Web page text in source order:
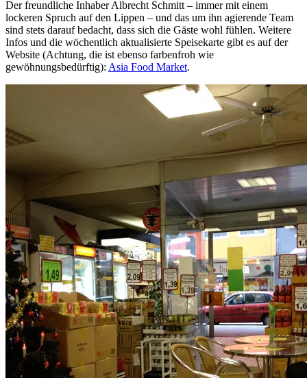
Der freundliche Inhaber Albrecht Schmitt – immer mit einem
lockeren Spruch auf den Lippen – und das um ihn agierende Team
sind stets darauf bedacht, dass sich die Gäste wohl fühlen. Weitere
Infos und die wöchentlich aktualisierte Speisekarte gibt es auf der
Website (Achtung, die ist ebenso farbenfroh wie
gewöhnungsbedürftig): Asia Food Market.